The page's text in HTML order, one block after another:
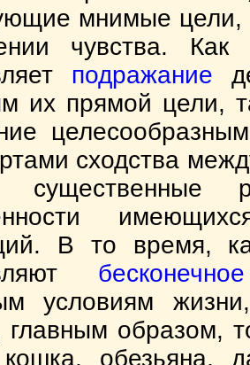
мнимые цели,
чувства.
подражание
их прямой цели,
сходства
В то время,
бесконечное
условиям
главным образом,
обезьяна,